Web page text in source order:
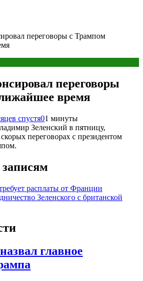
переговоры с Трампом
переговоры
время
спустя01 минуты
Зеленский в пятницу,
переговорах с президентом
расплаты от Франции
Зеленского с британской
главное